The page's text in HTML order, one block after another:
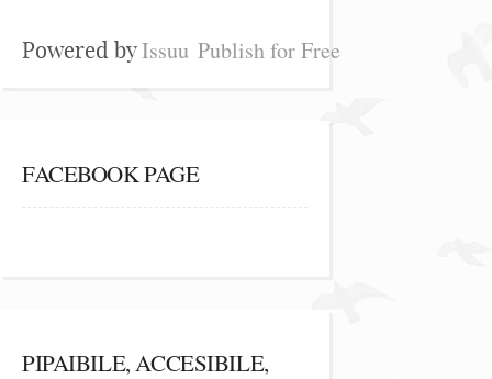
Powered byIssuu Publish for Free
FACEBOOK PAGE
PIPAIBILE, ACCESIBILE,